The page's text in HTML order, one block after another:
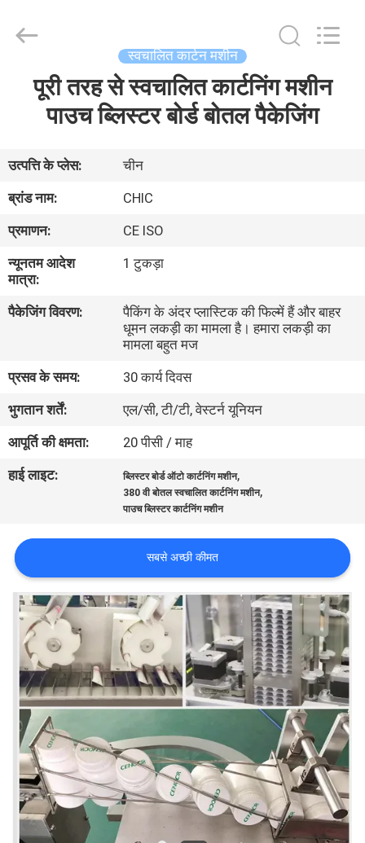
हमारे
बारे
कारखाने
गुणवत्ता
नियंत्रण
करें
समाचार
मामले
एक
उद्धरण
का
अनुरोध
करें
Machinery
Reserved.
स्वचालित कार्टन मशीन
पूरी तरह से स्वचालित कार्टनिंग मशीन
पाउच ब्लिस्टर बोर्ड बोतल पैकेजिंग
उत्पत्ति के प्लेस:
चीन
ब्रांड नाम:
CHIC
प्रमाणन:
CE ISO
न्यूनतम आदेश
मात्रा:
1 टुकड़ा
पैकेजिंग विवरण:
पैकिंग के अंदर प्लास्टिक की फिल्में हैं और बाहर
धूमन लकड़ी का मामला है। हमारा लकड़ी का
मामला बहुत मज
प्रसव के समय:
30 कार्य दिवस
भुगतान शर्तें:
एल/सी, टी/टी, वेस्टर्न यूनियन
आपूर्ति की क्षमता:
20 पीसी / माह
हाई लाइट:
ब्लिस्टर बोर्ड ऑटो कार्टनिंग मशीन,
380 वी बोतल स्वचालित कार्टनिंग मशीन,
पाउच ब्लिस्टर कार्टनिंग मशीन
सबसे अच्छी कीमत